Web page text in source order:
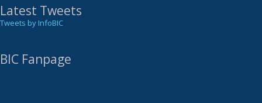
Latest Tweets
Tweets by InfoBIC
BIC Fanpage